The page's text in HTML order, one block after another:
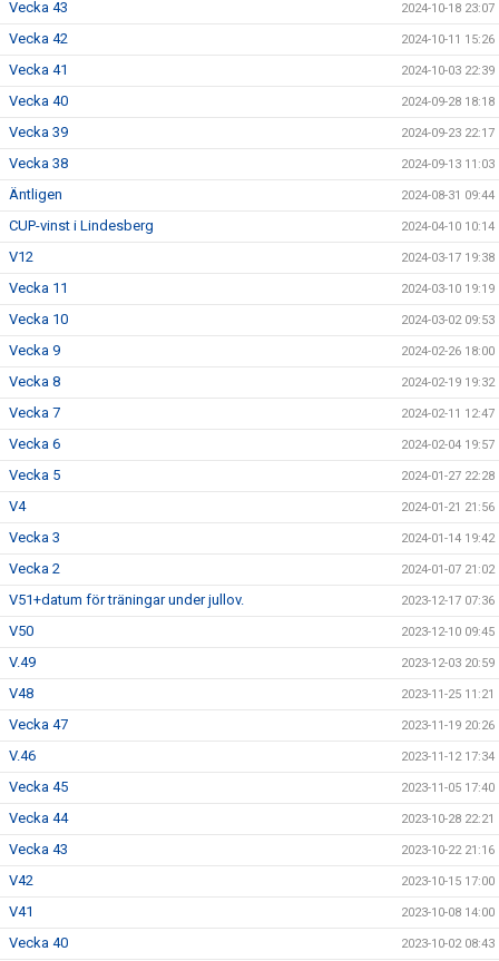
Vecka 43 2024-10-18 23:07
Vecka 42 2024-10-11 15:26
Vecka 41 2024-10-03 22:39
Vecka 40 2024-09-28 18:18
Vecka 39 2024-09-23 22:17
Vecka 38 2024-09-13 11:03
Äntligen 2024-08-31 09:44
CUP-vinst i Lindesberg 2024-04-10 10:14
V12 2024-03-17 19:38
Vecka 11 2024-03-10 19:19
Vecka 10 2024-03-02 09:53
Vecka 9 2024-02-26 18:00
Vecka 8 2024-02-19 19:32
Vecka 7 2024-02-11 12:47
Vecka 6 2024-02-04 19:57
Vecka 5 2024-01-27 22:28
V4 2024-01-21 21:56
Vecka 3 2024-01-14 19:42
Vecka 2 2024-01-07 21:02
V51+datum för träningar under jullov. 2023-12-17 07:36
V50 2023-12-10 09:45
V.49 2023-12-03 20:59
V48 2023-11-25 11:21
Vecka 47 2023-11-19 20:26
V.46 2023-11-12 17:34
Vecka 45 2023-11-05 17:40
Vecka 44 2023-10-28 22:21
Vecka 43 2023-10-22 21:16
V42 2023-10-15 17:00
V41 2023-10-08 14:00
Vecka 40 2023-10-02 08:43